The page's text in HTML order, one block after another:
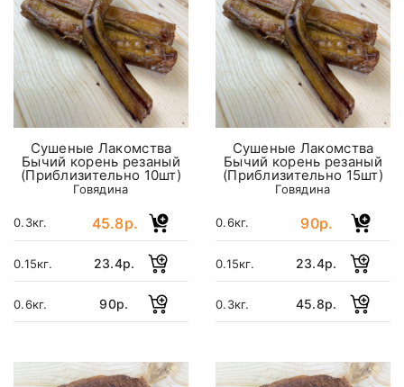
Сушеные Лакомства
Бычий корень резаный
(Приблизительно 10шт)
Говядина
0.3кг. 45.8р.
0.15кг. 23.4р.
0.6кг. 90р.
Сушеные Лакомства
Бычий корень резаный
(Приблизительно 15шт)
Говядина
0.6кг. 90р.
0.15кг. 23.4р.
0.3кг. 45.8р.